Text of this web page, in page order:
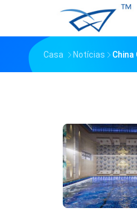
Casa Notícias